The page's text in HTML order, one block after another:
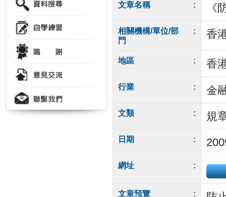
文章名稱 : 《
相關機構/單位/部
門
: 香
地區 : 香
行業 : 金
文類 : 規
日期 :
網址 :
文章預覽 :